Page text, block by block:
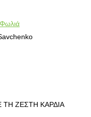
Φωλιά
ΖΕΣΤΗ ΚΑΡΔΙΑ